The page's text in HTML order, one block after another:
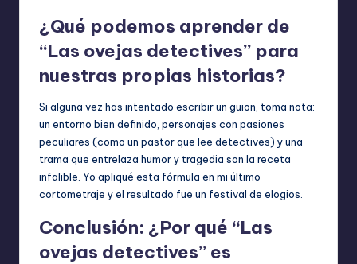
¿Qué podemos aprender de
“Las ovejas detectives” para
nuestras propias historias?
Si alguna vez has intentado escribir un guion, toma nota:
un entorno bien definido, personajes con pasiones
peculiares (como un pastor que lee detectives) y una
trama que entrelaza humor y tragedia son la receta
infalible. Yo apliqué esta fórmula en mi último
cortometraje y el resultado fue un festival de elogios.
Conclusión: ¿Por qué “Las
ovejas detectives” es